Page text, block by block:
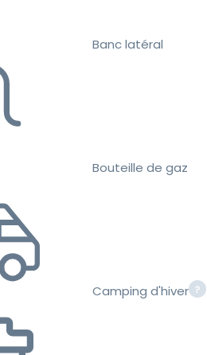
Banc latéral
Bouteille de gaz
Camping d'hiver